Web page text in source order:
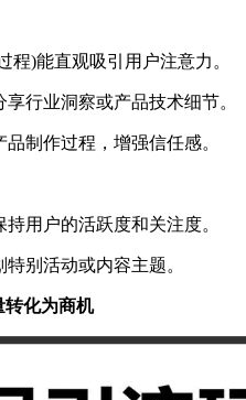
)能直观吸引用户注意力。
业洞察或产品技术细节。
制作过程，增强信任感。
用户的活跃度和关注度。
别活动或内容主题。
转化为商机